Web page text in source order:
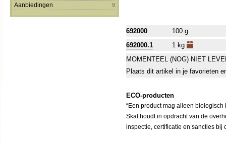
Aanbiedingen 9
692000
100 g
692000.1
1 kg
MOMENTEEL (NOG) NIET
Plaats dit artikel in je favorieten
ECO-producten
“Een product mag alleen
Skal houdt in opdracht van de
inspectie, certificatie en sancties